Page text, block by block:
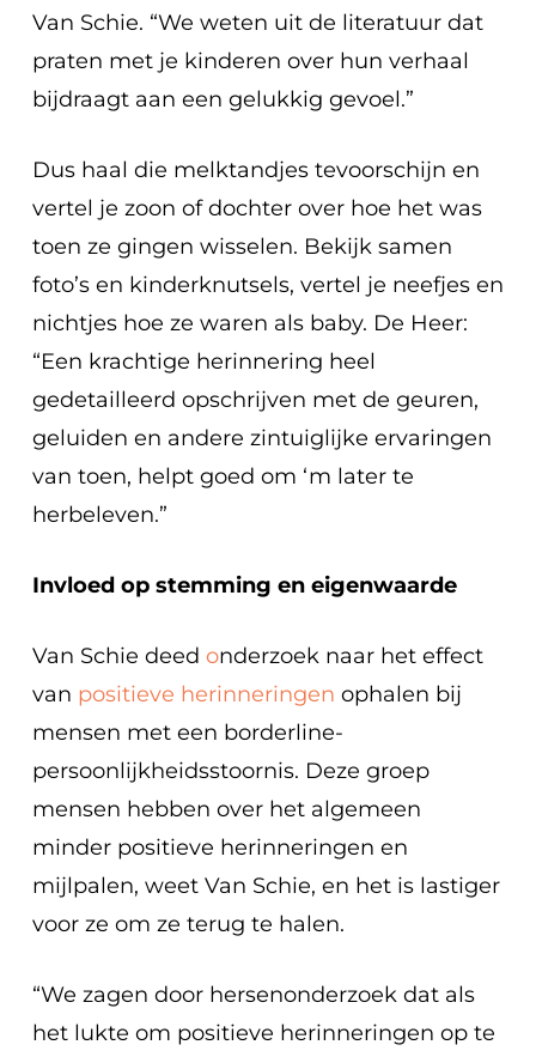
Van Schie. “We weten uit de literatuur dat
praten met je kinderen over hun verhaal
bijdraagt aan een gelukkig gevoel.”
Dus haal die melktandjes tevoorschijn en
vertel je zoon of dochter over hoe het was
toen ze gingen wisselen. Bekijk samen
foto’s en kinderknutsels, vertel je neefjes en
nichtjes hoe ze waren als baby. De Heer:
“Een krachtige herinnering heel
gedetailleerd opschrijven met de geuren,
geluiden en andere zintuiglijke ervaringen
van toen, helpt goed om ‘m later te
herbeleven.”
Invloed op stemming en eigenwaarde
Van Schie deed onderzoek naar het effect
van positieve herinneringen ophalen bij
mensen met een borderline-
persoonlijkheidsstoornis. Deze groep
mensen hebben over het algemeen
minder positieve herinneringen en
mijlpalen, weet Van Schie, en het is lastiger
voor ze om ze terug te halen.
“We zagen door hersenonderzoek dat als
het lukte om positieve herinneringen op te